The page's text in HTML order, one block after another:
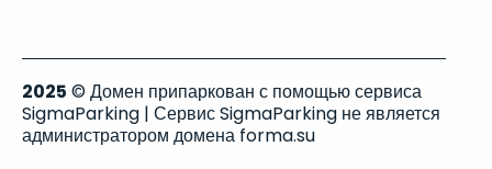
2025 © Домен припаркован с помощью сервиса
SigmaParking | Сервис SigmaParking не является
администратором домена forma.su